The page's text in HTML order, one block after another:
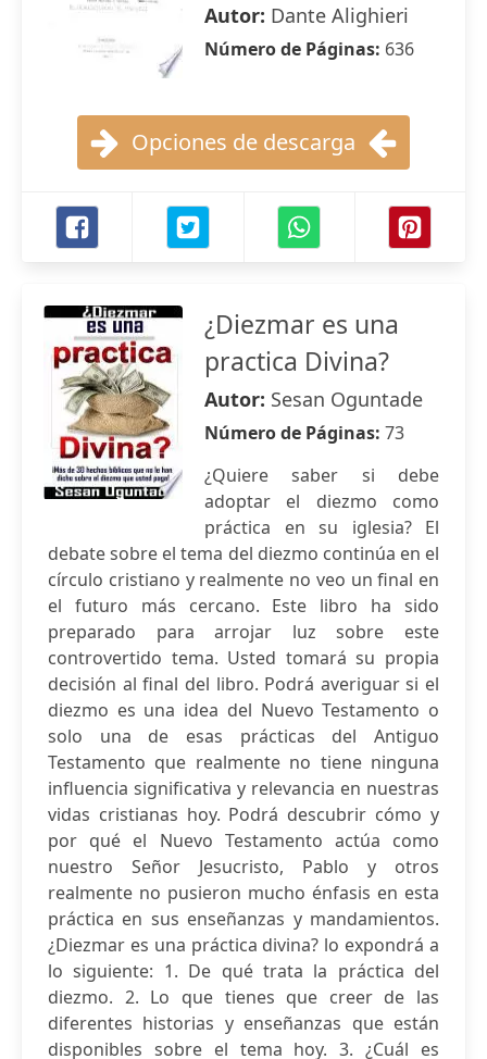
Autor: Dante Alighieri
Número de Páginas: 636
Opciones de descarga
¿Diezmar es una
practica Divina?
Autor: Sesan Oguntade
Número de Páginas: 73
¿Quiere saber si debe
adoptar el diezmo como
práctica en su iglesia? El
debate sobre el tema del diezmo continúa en el
círculo cristiano y realmente no veo un final en
el futuro más cercano. Este libro ha sido
preparado para arrojar luz sobre este
controvertido tema. Usted tomará su propia
decisión al final del libro. Podrá averiguar si el
diezmo es una idea del Nuevo Testamento o
solo una de esas prácticas del Antiguo
Testamento que realmente no tiene ninguna
influencia significativa y relevancia en nuestras
vidas cristianas hoy. Podrá descubrir cómo y
por qué el Nuevo Testamento actúa como
nuestro Señor Jesucristo, Pablo y otros
realmente no pusieron mucho énfasis en esta
práctica en sus enseñanzas y mandamientos.
¿Diezmar es una práctica divina? lo expondrá a
lo siguiente: 1. De qué trata la práctica del
diezmo. 2. Lo que tienes que creer de las
diferentes historias y enseñanzas que están
disponibles sobre el tema hoy. 3. ¿Cuál es